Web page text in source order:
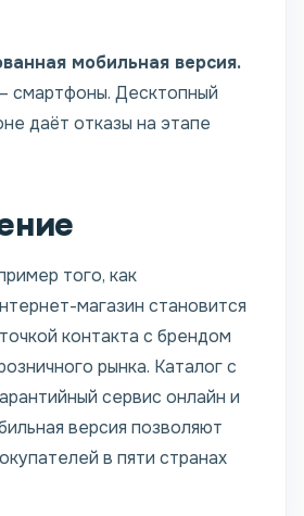
мобильная версия.
смартфоны. Десктопный
даёт отказы на этапе
того, как
магазин становится
контакта с брендом
рынка. Каталог с
сервис онлайн и
версия позволяют
в пяти странах